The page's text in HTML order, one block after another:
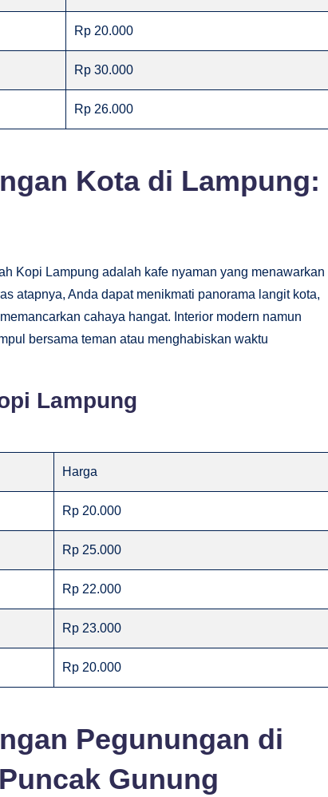
Rp 20.000
Rp 30.000
Rp 26.000
Kota di Lampung:
Kopi Lampung adalah kafe nyaman yang menawarkan
atapnya, Anda dapat menikmati panorama langit kota,
cahaya hangat. Interior modern namun
bersama teman atau menghabiskan waktu
Lampung
Harga
Rp 20.000
Rp 25.000
Rp 22.000
Rp 23.000
Rp 20.000
Pegunungan di
Gunung